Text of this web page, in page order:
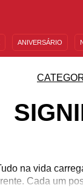
ANIVERSÁRIO
na vida
Cada um